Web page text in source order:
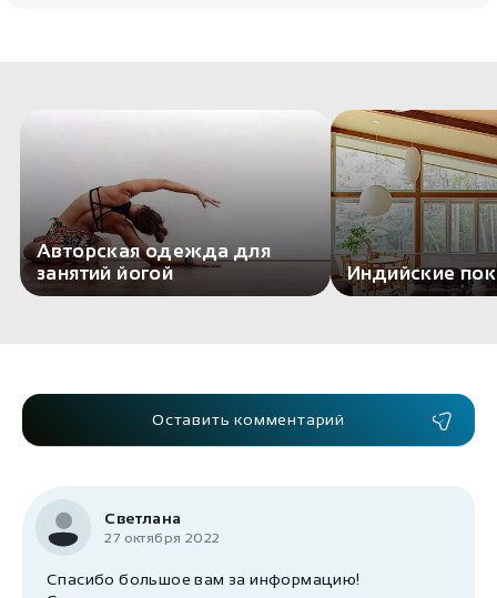
Авторская одежда для
занятий йогой
Индийские
Оставить комментарий
Светлана
27 октября 2022
Спасибо большое вам за информацию!